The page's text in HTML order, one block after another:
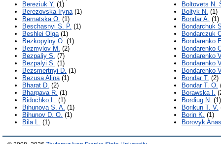
Bereziuk Y. (1)
Berezovska Iryna(1)
Bernatska O. (1)
Beschasnyi S. P. (1)
Beshlei Olga(1)
Bezkopylny O. (1)
Bezmylov M. (2)
Bezpaliy S. (7)
Bezpalyi S. (1)
Bezsmertnyi D. (1)
Bezusa Alina(1)
Bharat D. (2)
Bhargava R. (1)
Bidochko L. (1)
Bihunova S. A. (1)
Bihunov D. O. (1)
Bila L. (1)
Boltovets N.
Boltyk N. (1)
Bondar A. (1)
Bondarchuk
Bondarczuk
Bondarenko
Bondarenko
Bondarenko
Bondarenko
Bondarenko
Bondar T. (2)
Bondar T. O.
Borawska I.
Bordiug N. (1)
Borikun T. V.
Borin K. (1)
Borovyk